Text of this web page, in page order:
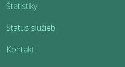
Štatistiky
Status služieb
Kontakt